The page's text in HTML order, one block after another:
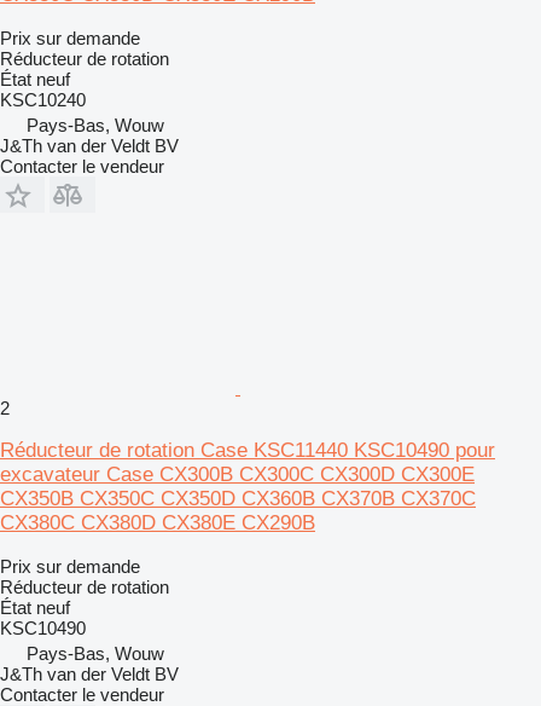
Prix sur demande
Réducteur de rotation
État neuf
KSC10240
Pays-Bas, Wouw
J&Th van der Veldt BV
Contacter le vendeur
2
Réducteur de rotation Case KSC11440 KSC10490 pour
excavateur Case CX300B CX300C CX300D CX300E
CX350B CX350C CX350D CX360B CX370B CX370C
CX380C CX380D CX380E CX290B
Prix sur demande
Réducteur de rotation
État neuf
KSC10490
Pays-Bas, Wouw
J&Th van der Veldt BV
Contacter le vendeur